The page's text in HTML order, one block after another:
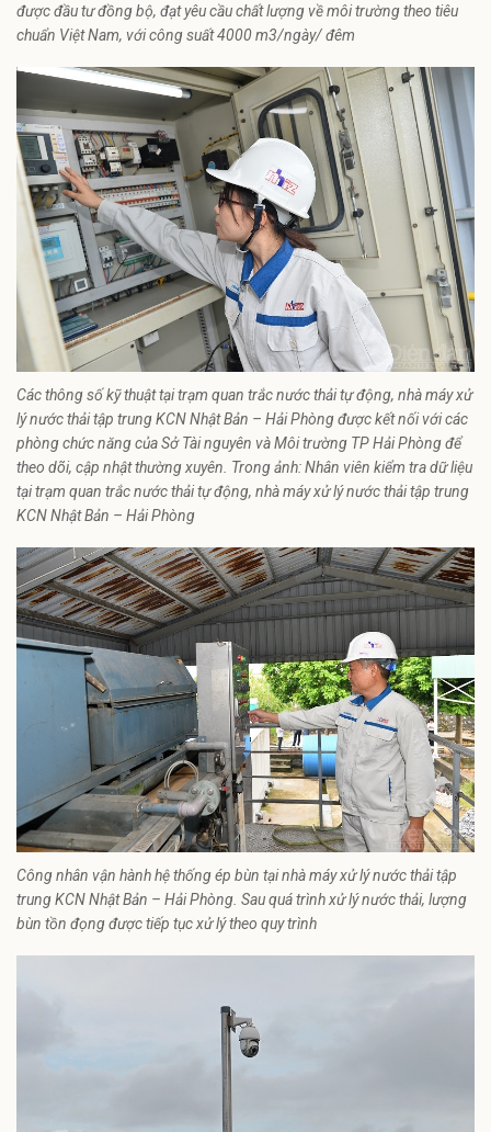
được đầu tư đồng bộ, đạt yêu cầu chất lượng về môi trường theo tiêu
chuẩn Việt Nam, với công suất 4000 m3/ngày/ đêm
Các thông số kỹ thuật tại trạm quan trắc nước thải tự động, nhà máy xử
lý nước thải tập trung KCN Nhật Bản – Hải Phòng được kết nối với các
phòng chức năng của Sở Tài nguyên và Môi trường TP Hải Phòng để
theo dõi, cập nhật thường xuyên. Trong ảnh: Nhân viên kiểm tra dữ liệu
tại trạm quan trắc nước thải tự động, nhà máy xử lý nước thải tập trung
KCN Nhật Bản – Hải Phòng
Công nhân vận hành hệ thống ép bùn tại nhà máy xử lý nước thải tập
trung KCN Nhật Bản – Hải Phòng. Sau quá trình xử lý nước thải, lượng
bùn tồn đọng được tiếp tục xử lý theo quy trình